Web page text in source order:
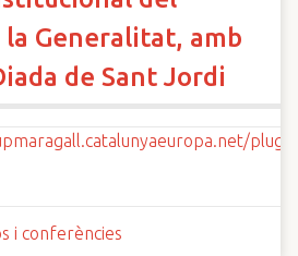
Generalitat, amb
de Sant Jordi
i conferències